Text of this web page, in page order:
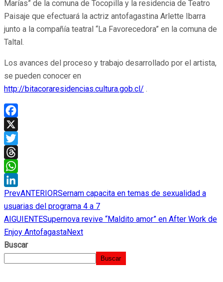
Marías” de la comuna de Tocopilla y la residencia de Teatro
Paisaje que efectuará la actriz antofagastina Arlette Ibarra
junto a la compañía teatral “La Favorecedora” en la comuna de
Taltal.
Los avances del proceso y trabajo desarrollado por el artista,
se pueden conocer en
http://bitacoraresidencias.cultura.gob.cl/ .
Facebook
X
Twitter
Threads
WhatsApp
LinkedIn
PrevANTERIORSernam capacita en temas de sexualidad a
usuarias del programa 4 a 7
AIGUIENTESupernova revive “Maldito amor” en After Work de
Enjoy AntofagastaNext
Buscar
Buscar